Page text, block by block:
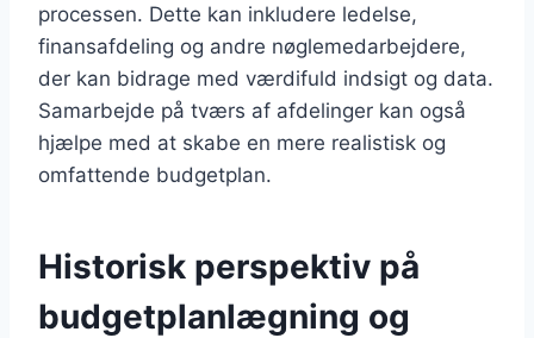
processen. Dette kan inkludere ledelse,
finansafdeling og andre nøglemedarbejdere,
der kan bidrage med værdifuld indsigt og data.
Samarbejde på tværs af afdelinger kan også
hjælpe med at skabe en mere realistisk og
omfattende budgetplan.
Historisk perspektiv på
budgetplanlægning og